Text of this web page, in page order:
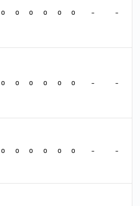
0 0 0 0 0 0 - -
0 0 0 0 0 0 - -
0 0 0 0 0 0 - -